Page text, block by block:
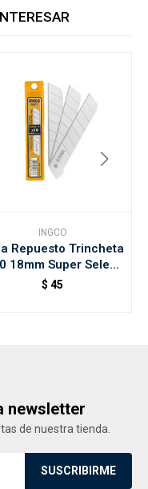
INGCO
Repuesto Trincheta
18mm Super Select
Ingco
$ 45
newsletter
de nuestra tienda.
SUSCRIBIRME